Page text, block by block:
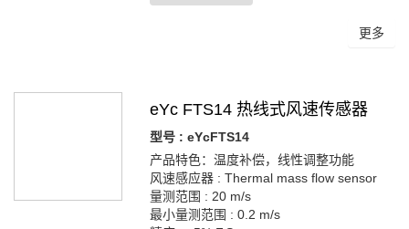
更多
eYc FTS14 热线式风速传感器
型号 : eYcFTS14
产品特色：温度补偿，线性调整功能
风速感应器 : Thermal mass flow sensor
量测范围 : 20 m/s
最小量测范围 : 0.2 m/s